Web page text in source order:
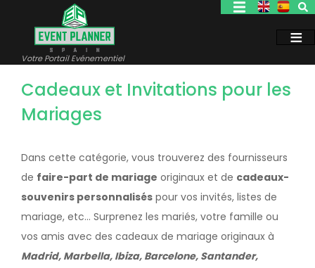
contenu
Votre Portail Evénementiel
Cadeaux et Invitations pour les
Mariages
Dans cette catégorie, vous trouverez des fournisseurs
de faire-part de mariage originaux et de cadeaux-
souvenirs personnalisés pour vos invités, listes de
mariage, etc... Surprenez les mariés, votre famille ou
vos amis avec des cadeaux de mariage originaux à
Madrid, Marbella, Ibiza, Barcelone, Santander,